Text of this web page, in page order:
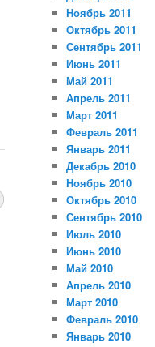
Ноябрь 2011
Октябрь 2011
Сентябрь 2011
Июнь 2011
Май 2011
Апрель 2011
Март 2011
Февраль 2011
Январь 2011
Декабрь 2010
Ноябрь 2010
Октябрь 2010
Сентябрь 2010
Июль 2010
Июнь 2010
Май 2010
Апрель 2010
Март 2010
Февраль 2010
Январь 2010